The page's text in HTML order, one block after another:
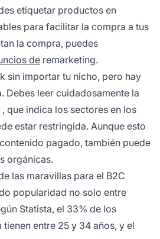
etiquetar productos en
para facilitar la compra a tus
la compra, puedes
de remarketing.
sin importar tu nicho, pero hay
Debes leer cuidadosamente la
, que indica los sectores en los
estar restringida. Aunque esto
pagado, también puede
orgánicas.
las maravillas para el B2C
popularidad no solo entre
Statista, el 33% de los
entre 25 y 34 años, y el